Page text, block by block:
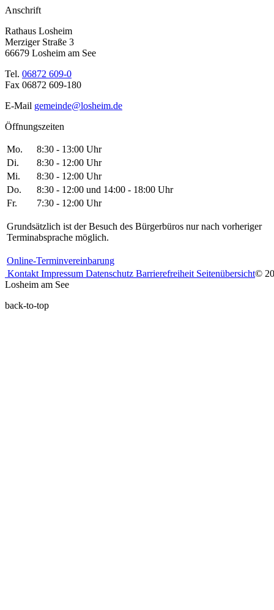
Anschrift
Rathaus Losheim
Merziger Straße 3
66679 Losheim am See
Tel. 06872 609-0
Fax 06872 609-180
E-Mail gemeinde@losheim.de
Öffnungszeiten
Mo.
8:30 - 13:00 Uhr
Di.
8:30 - 12:00 Uhr
Mi.
8:30 - 12:00 Uhr
Do.
8:30 - 12:00 und 14:00 - 18:00 Uhr
Fr.
7:30 - 12:00 Uhr
Grundsätzlich ist der Besuch des Bürgerbüros nur nach vorheriger
Terminabsprache möglich.
Online-Terminvereinbarung
Kontakt Impressum Datenschutz Barrierefreiheit Seitenübersicht©
Losheim am See
back-to-top